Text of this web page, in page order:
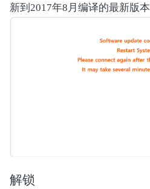
新到2017年8月编译的最新版本
解锁